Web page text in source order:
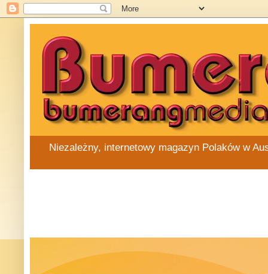
Niezależny, internetowy magazyn Polaków w